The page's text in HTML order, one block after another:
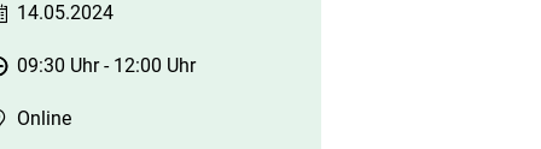
14.05.2024
09:30 Uhr- 12:00 Uhr
Online